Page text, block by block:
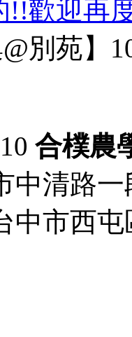
!!歡迎再
@別苑】
合樸農
中清路一
中市西